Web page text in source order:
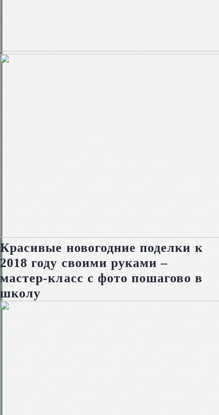
Красивые новогодние поделки к
2018 году своими руками –
мастер-класс с фото пошагово в
школу